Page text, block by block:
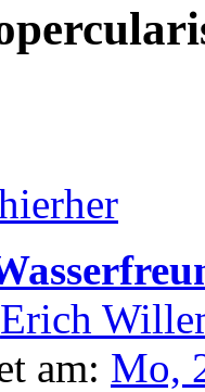
Erich
am: Mo,